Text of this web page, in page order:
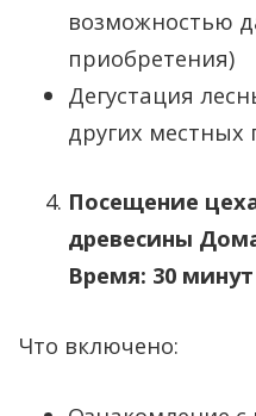
возможностью
приобретения)
Дегустация
других местных
Посещение
древесины
Время: 30 минут
Что включено: